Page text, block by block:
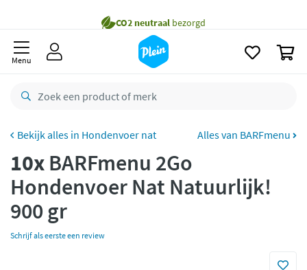
Gratis
besteld,maandag
retourneren
CO2 neutraal bezorgd
Betaal met Klarna
Menu
Hondenvoer nat Alles van BARFmenu
10x BARFmenu 2Go
Hondenvoer Nat Natuurlijk!
900 gr
Schrijf als eerste een review